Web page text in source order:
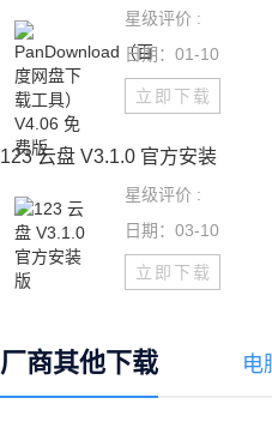
星级评价 :
日期：01-10
立即下载
123 云盘 V3.1.0 官方安装
星级评价 :
日期：03-10
立即下载
厂商其他下载 电